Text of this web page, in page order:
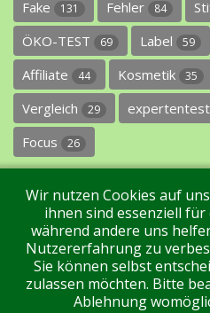
Fake 131 Fehler 84
ÖKO-TEST 69 Label 59
Affiliate 44 Kosmetik 35
Vergleich 29
Focus 26
Impressum Datenschutz
Wir nutzen Cookies auf
ihnen sind essenziell
während andere uns
Nutzererfahrung zu
Sie können selbst
zulassen möchten. Bitte
Ablehnung